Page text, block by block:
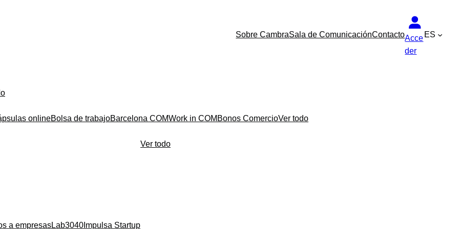
Sobre CambraSala de ComunicaciónContactoAcce
der
ES
onlineBolsa de trabajoBarcelona COMWork in COM Bonos ComercioVer todo
a empresasLab3040 Impulsa Startup
Ver todo